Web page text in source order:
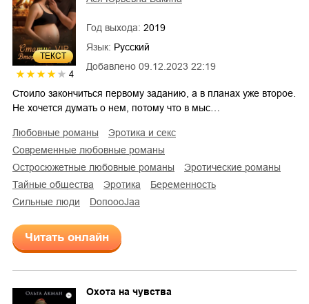
ТЕКСТ
4
Добавлено 09.12.2023 22:19
Год выхода: 2019
Язык: Русский
Стоило закончиться первому заданию, а в планах уже второе.
Не хочется думать о нем, потому что в мыс…
любовные романы
эротика и секс
современные любовные романы
остросюжетные любовные романы
эротические романы
тайные общества
эротика
беременность
сильные люди
DoпоoоJaа
Читать онлайн
Охота на чувства